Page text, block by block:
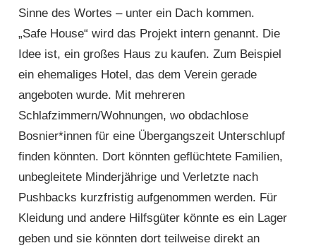
Sinne des Wortes – unter ein Dach kommen.
„Safe House“ wird das Projekt intern genannt. Die
Idee ist, ein großes Haus zu kaufen. Zum Beispiel
ein ehemaliges Hotel, das dem Verein gerade
angeboten wurde. Mit mehreren
Schlafzimmern/Wohnungen, wo obdach­lose
Bosnier*innen für eine Übergangs­zeit Unterschlupf
finden könnten. Dort könnten geflüchtete Familien,
unbe­gleitete Minder­jährige und Verletzte nach
Pushbacks kurzfristig aufgenommen werden. Für
Kleidung und andere Hilfsgüter könnte es ein Lager
geben und sie könnten dort teilweise direkt an